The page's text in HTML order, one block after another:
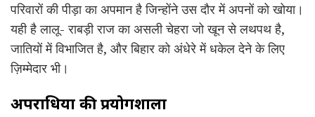
परिवारों की पीड़ा का अपमान है जिन्होंने उस दौर में अपनों को खोया।
यही है लालू- राबड़ी राज का असली चेहरा जो खून से लथपथ है,
जातियों में विभाजित है, और बिहार को अंधेरे में धकेल देने के लिए
ज़िम्मेदार भी।
अपराधियों की प्रयोगशाला